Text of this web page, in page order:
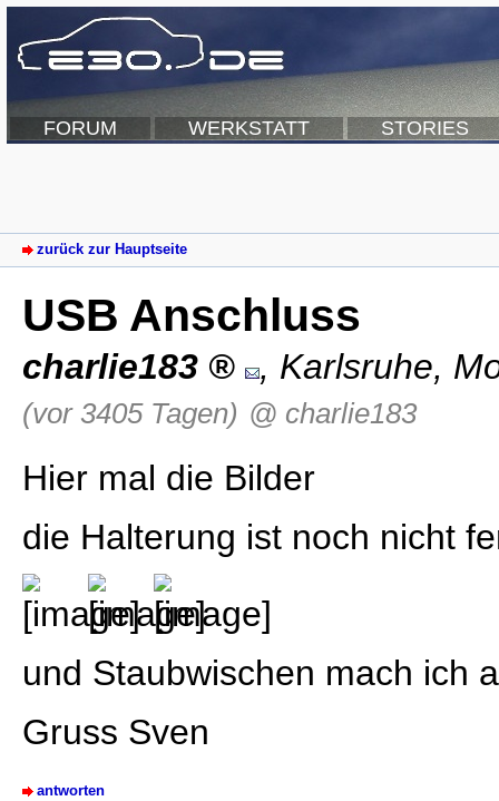
FORUM WERKSTATT STORIES
zurück zur Hauptseite
USB Anschluss
charlie183 , Karlsruhe,
(vor 3405 Tagen) @ charlie183
Hier mal die Bilder
die Halterung ist noch nicht
und Staubwischen mach ich
Gruss Sven
antworten